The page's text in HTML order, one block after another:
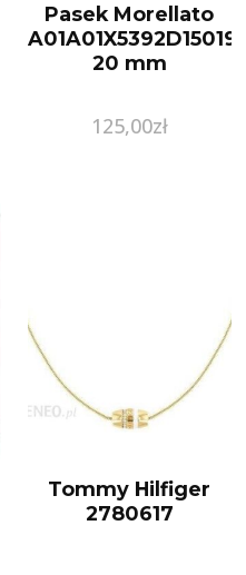
Pasek Morellato
20 mm
125,00zł
Tommy Hilfiger
2780617